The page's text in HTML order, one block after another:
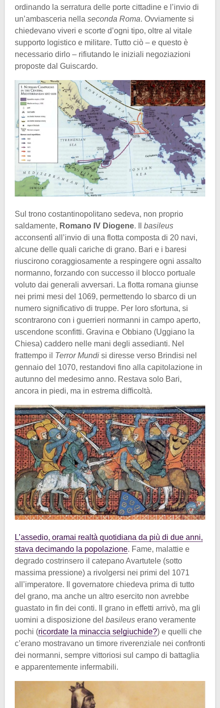
ordinando la serratura delle porte cittadine e l’invio di
un’ambasceria nella seconda Roma. Ovviamente si
chiedevano viveri e scorte d’ogni tipo, oltre al vitale
supporto logistico e militare. Tutto ciò – e questo è
necessario dirlo – rifiutando le iniziali negoziazioni
proposte dal Guiscardo.
Sul trono costantinopolitano sedeva, non proprio
saldamente, Romano IV Diogene. Il basileus
acconsentì all’invio di una flotta composta di 20 navi,
alcune delle quali cariche di grano. Bari e i baresi
riuscirono coraggiosamente a respingere ogni assalto
normanno, forzando con successo il blocco portuale
voluto dai generali avversari. La flotta romana giunse
nei primi mesi del 1069, permettendo lo sbarco di un
numero significativo di truppe. Per loro sfortuna, si
scontrarono con i guerrieri normanni in campo aperto,
uscendone sconfitti. Gravina e Obbiano (Uggiano la
Chiesa) caddero nelle mani degli assedianti. Nel
frattempo il Terror Mundi si diresse verso Brindisi nel
gennaio del 1070, restandovi fino alla capitolazione in
autunno del medesimo anno. Restava solo Bari,
ancora in piedi, ma in estrema difficoltà.
L’assedio, oramai realtà quotidiana da più di due anni,
stava decimando la popolazione. Fame, malattie e
degrado costrinsero il catepano Avartutele (sotto
massima pressione) a rivolgersi nei primi del 1071
all’imperatore. Il governatore chiedeva prima di tutto
del grano, ma anche un altro esercito non avrebbe
guastato in fin dei conti. Il grano in effetti arrivò, ma gli
uomini a disposizione del basileus erano veramente
pochi (ricordate la minaccia selgiuchide?) e quelli che
c’erano mostravano un timore riverenziale nei confronti
dei normanni, sempre vittoriosi sul campo di battaglia
e apparentemente infermabili.